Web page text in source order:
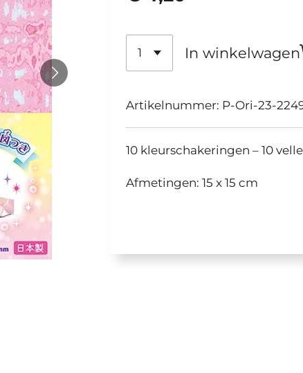
In winkelwagen
Artikelnummer: P-Ori-23-
10 kleurschakeringen – 10
Afmetingen: 15 x 15 cm